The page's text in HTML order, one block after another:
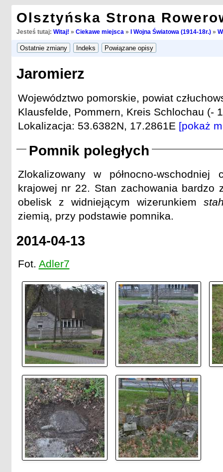
Olsztyńska Strona
Jesteś tutaj: Witaj! » Ciekawe miejsca » I Wojna Światowa (1914-18r.)»
Jaromierz
Województwo pomorskie, powiat
Klausfelde, Pommern, Kreis Schlochau (-
Lokalizacja: 53.6382N, 17.2861E [pokaż
Pomnik poległych
Zlokalizowany w północno-
krajowej nr 22. Stan zachowania bardzo
obelisk z widniejącym wizerunkiem
ziemią, przy podstawie pomnika.
2014-04-13
Fot. Adler7